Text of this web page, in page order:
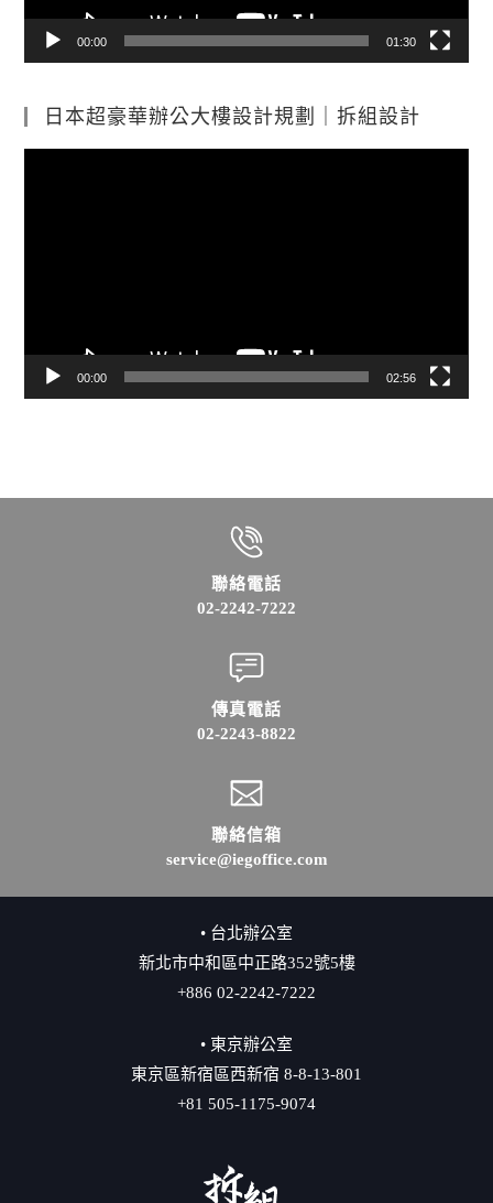
00:00 01:30
日本超豪華辦公大樓設計規劃｜拆組設計
00:00 02:56
聯絡電話
02-2242-7222
傳真電話
02-2243-8822
聯絡信箱
service@iegoffice.com
• 台北辦公室
新北市中和區中正路352號5樓
+886 02-2242-7222
• 東京辦公室
東京區新宿區西新宿 8-8-13-801
+81 505-1175-9074